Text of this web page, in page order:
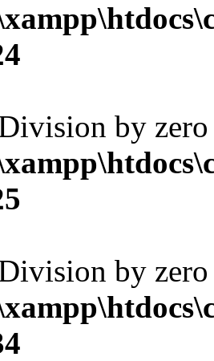
by
by